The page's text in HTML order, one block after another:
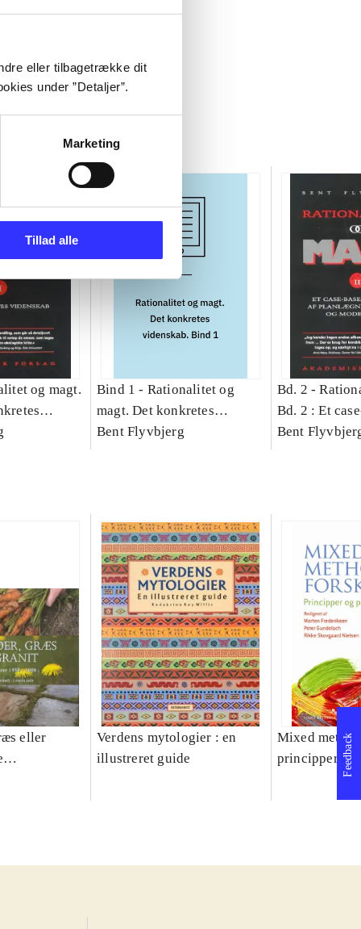
eller tilbagetrække dit
under ”Detaljer”.
Marketing
Tillad alle
og magt.
Bind 1 - Rationalitet og
magt. Det konkretes
videnskab. Bind 1
Bent Flyvbjerg
Bd. 2 -
Bd. 2 : Et
studie af
Bent
eller
Verdens mytologier : en
illustreret guide
Mixed
principper og
Feedback